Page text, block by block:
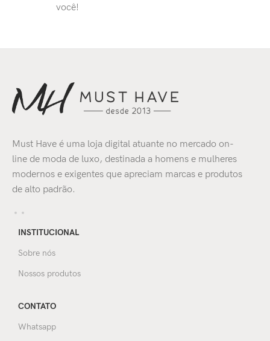
você!
Must Have é uma loja digital atuante no mercado on-
line de moda de luxo, destinada a homens e mulheres
modernos e exigentes que apreciam marcas e produtos
de alto padrão.
INSTITUCIONAL
Sobre nós
Nossos produtos
CONTATO
Whatsapp